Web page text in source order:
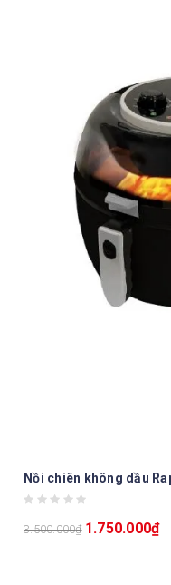
Nồi chiên không dầu
3.500.000₫ 1.750.000₫